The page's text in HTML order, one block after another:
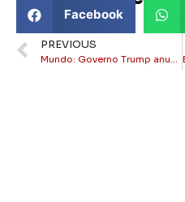
Facebook
PREVIOUS